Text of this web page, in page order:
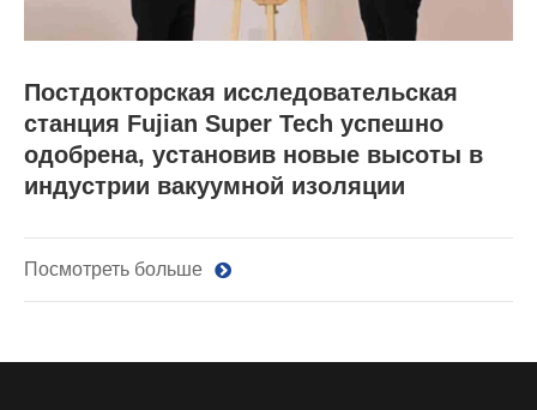
Постдокторская исследовательская
станция Fujian Super Tech успешно
одобрена, установив новые высоты в
индустрии вакуумной изоляции
Посмотреть больше